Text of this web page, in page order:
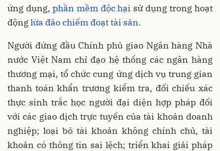
ứng dụng, phần mềm độc hại sử dụng trong hoạt
độnglừa đảo chiếm đoạt tài sản.
Người đứng đầu Chính phủ giao Ngân hàng Nhà
nước Việt Nam chỉ đạo hệ thống các ngân hàng
thương mại, tổ chức cung ứng dịch vụ trung gian
thanh toán khẩn trương kiểm tra, đối chiếu xác
thực sinh trắc học người đại diện hợp pháp đối
với các giao dịch trực tuyến của tài khoản doanh
nghiệp; loại bỏ tài khoản không chính chủ, tài
khoản có thông tin sai lệch; triển khai giải pháp